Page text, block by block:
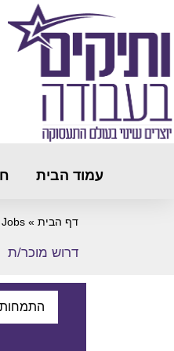
עמוד הבית
דף הבית »
Jobs
דרוש מוכר/ת
התמחות